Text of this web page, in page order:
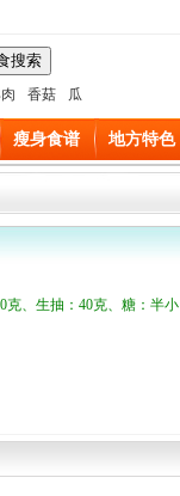
香菇 瓜
瘦身食谱 地方特色
克、生抽：40克、糖：半小